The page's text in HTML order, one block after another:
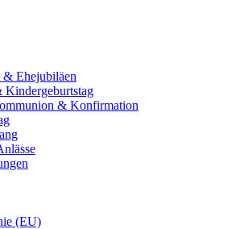
Ehejubiläen
Kindergeburtstag
& Konfirmation
(EU)